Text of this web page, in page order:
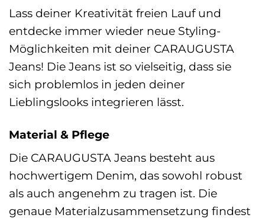
Lass deiner Kreativität freien Lauf und
entdecke immer wieder neue Styling-
Möglichkeiten mit deiner CARAUGUSTA
Jeans! Die Jeans ist so vielseitig, dass sie
sich problemlos in jeden deiner
Lieblingslooks integrieren lässt.
Material & Pflege
Die CARAUGUSTA Jeans besteht aus
hochwertigem Denim, das sowohl robust
als auch angenehm zu tragen ist. Die
genaue Materialzusammensetzung findest